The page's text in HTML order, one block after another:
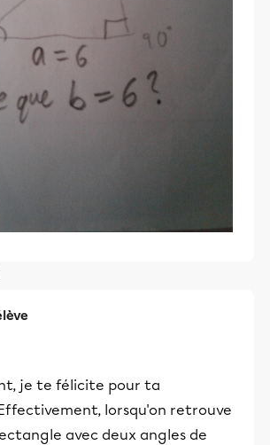
je te félicite pour ta
lorsqu'on retrouve
avec deux angles de